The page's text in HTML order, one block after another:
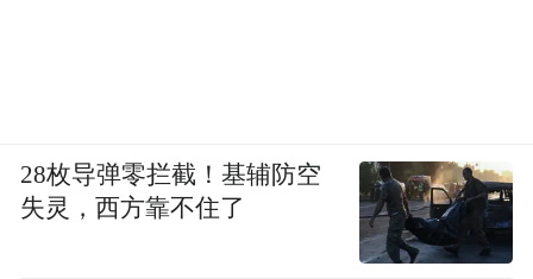
28枚导弹零拦截！基辅防空
失灵，西方靠不住了